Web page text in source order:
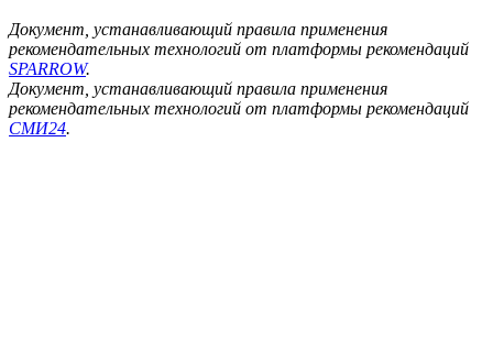
Документ, устанавливающий правила применения
рекомендательных технологий от платформы рекомендаций
SPARROW.
Документ, устанавливающий правила применения
рекомендательных технологий от платформы рекомендаций
СМИ24.